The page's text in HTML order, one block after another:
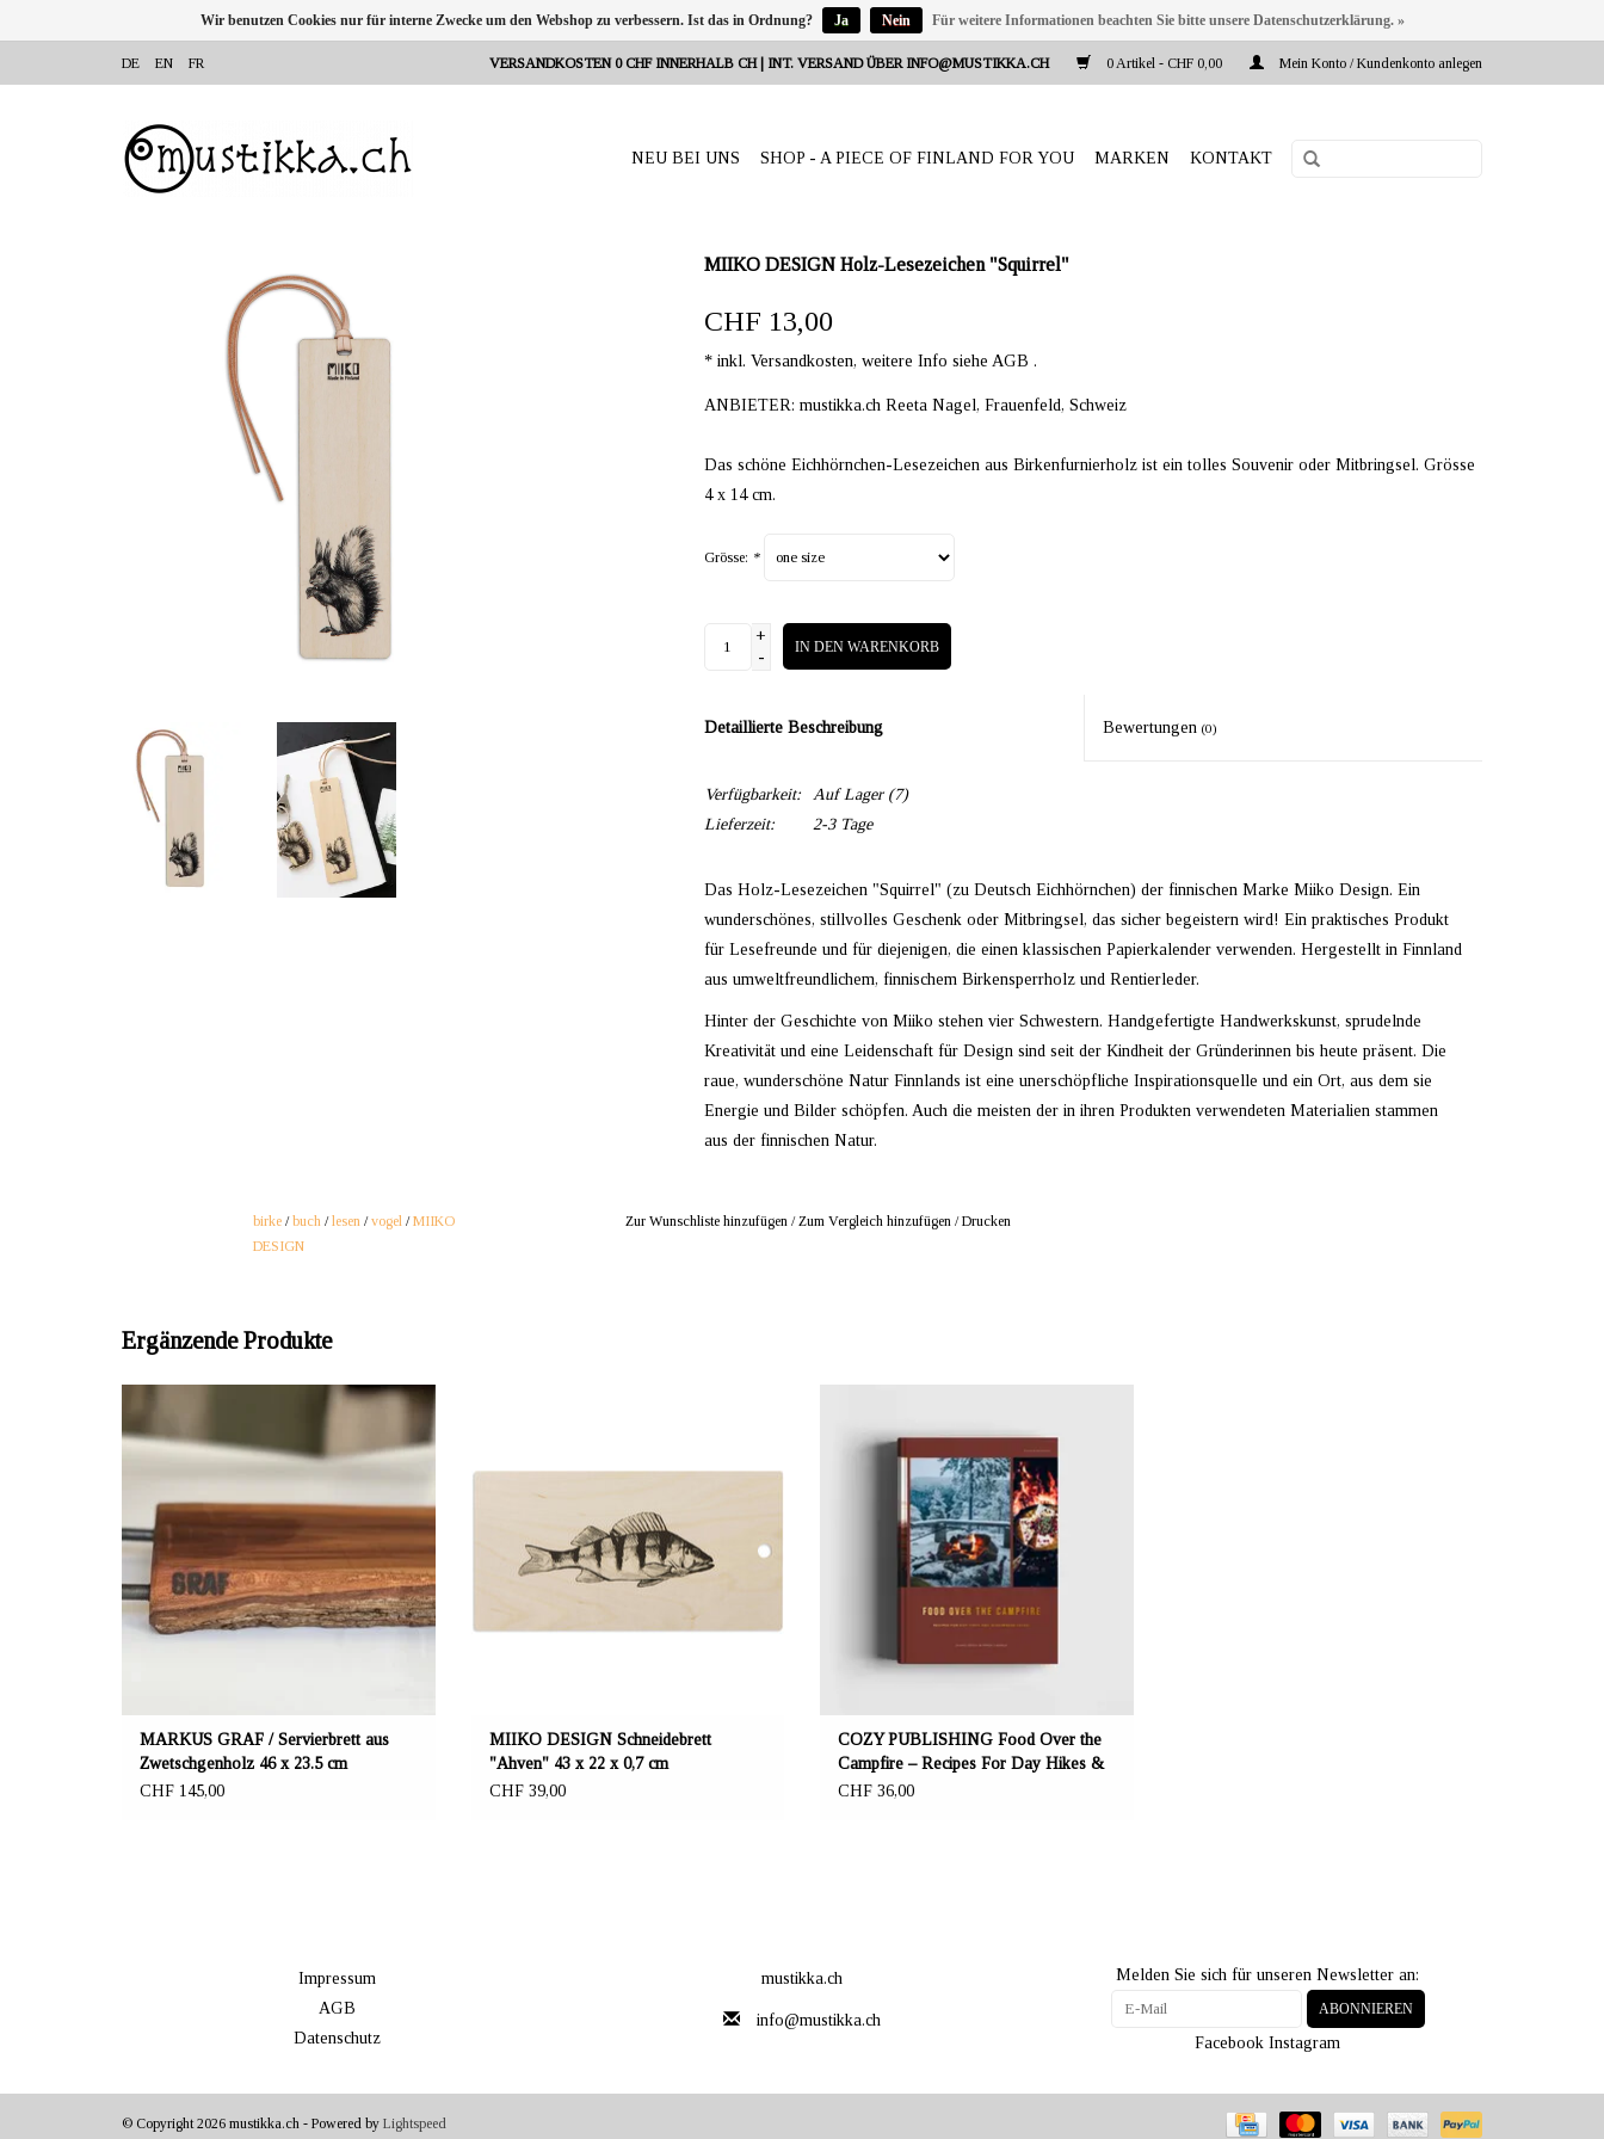
DE EN FR VERSANDKOSTEN 0 CHF INNERHALB CH | INT. VERSAND ÜBER INFO@MUSTIKKA.CH 0 Artikel - CHF 0,00 Mein Konto / Kundenkonto anlegen
NEU BEI UNS SHOP - A PIECE OF FINLAND FOR YOU MARKEN KONTAKT
MIIKO DESIGN Holz-Lesezeichen "Squirrel"
CHF 13,00
* inkl. Versandkosten, weitere Info siehe AGB .
ANBIETER: mustikka.ch Reeta Nagel, Frauenfeld, Schweiz
Das schöne Eichhörnchen-Lesezeichen aus Birkenfurnierholz ist ein tolles Souvenir oder Mitbringsel. Grösse
4 x 14 cm.
Grösse: *
+
-
IN DEN WARENKORB
Detaillierte Beschreibung Bewertungen(0)
Verfügbarkeit: Auf Lager(7)
Lieferzeit:
2-3 Tage
Das Holz-Lesezeichen "Squirrel" (zu Deutsch Eichhörnchen) der finnischen Marke Miiko Design. Ein
wunderschönes, stillvolles Geschenk oder Mitbringsel, das sicher begeistern wird! Ein praktisches Produkt
für Lesefreunde und für diejenigen, die einen klassischen Papierkalender verwenden. Hergestellt in Finnland
aus umweltfreundlichem, finnischem Birkensperrholz und Rentierleder.
Hinter der Geschichte von Miiko stehen vier Schwestern. Handgefertigte Handwerkskunst, sprudelnde
Kreativität und eine Leidenschaft für Design sind seit der Kindheit der Gründerinnen bis heute präsent. Die
raue, wunderschöne Natur Finnlands ist eine unerschöpfliche Inspirationsquelle und ein Ort, aus dem sie
Energie und Bilder schöpfen. Auch die meisten der in ihren Produkten verwendeten Materialien stammen
aus der finnischen Natur.
birke /buch /lesen /vogel /MIIKO
DESIGN
Zur Wunschliste hinzufügen/Zum Vergleich hinzufügen /Drucken
Ergänzende Produkte
ANBIETER: Markus Graf, Frauenfeld, Schweiz
Dieses hochwertige Servierbrett aus
Höhe bzw. Dicke = 5 cm. Gewicht: 3.6 kg.
Gefertigt im Atelier Graf in Frauenfeld.
MARKUS GRAF / Servierbrett aus
Zwetschgenholz 46 x 23.5 cm
CHF 145,00
Schneidebrett "Ahven" (zu Deutsch Barsch) aus
zertifiziertem Birkensperrholz mit einer
Melaminoberfläche. Grösse 43 x 22 x 0,7 cm.
MIIKO DESIGN Schneidebrett
"Ahven" 43 x 22 x 0,7 cm
CHF 39,00
Recipes for Day Hikes and Wilderness Treks is
packed with delicious vegetarian recipes, spiced
up by a few wild fish and game dishes,
continuing in the spirit of Food in the Woods
(2022). Pages 232
COZY PUBLISHING Food Over the
Campfire – Recipes For Day Hikes &
Wilderness
CHF 36,00
Impressum
AGB
Datenschutz
mustikka.ch
info@mustikka.ch
Melden Sie sich für unseren Newsletter an:
ABONNIEREN
Facebook Instagram
© Copyright 2026 mustikka.ch - Powered by Lightspeed
Wir benutzen Cookies nur für interne Zwecke um den Webshop zu verbessern. Ist das in Ordnung? Ja Nein Für weitere Informationen beachten Sie bitte unsere Datenschutzerklärung. »